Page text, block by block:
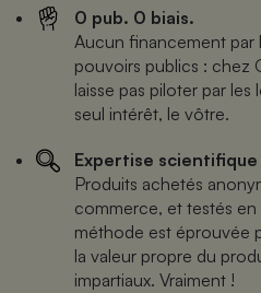
0 pub. 0 biais.
Aucun financement par
pouvoirs publics : chez
laisse pas piloter par
seul intérêt, le vôtre.
Expertise scientifique
Produits achetés
commerce, et testés
méthode est éprouvée
la valeur propre du
impartiaux. Vraiment !